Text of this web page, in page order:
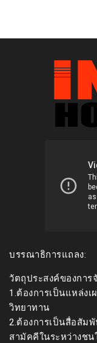
บรรณาธิการแถลง:
วัตถุประสงค์ของกา
1.ต้องการเป็นแหล่ง
วิทยาทาน
2.ต้องการเป็นสื่อสัม
สามัคคีในระหว่างชน